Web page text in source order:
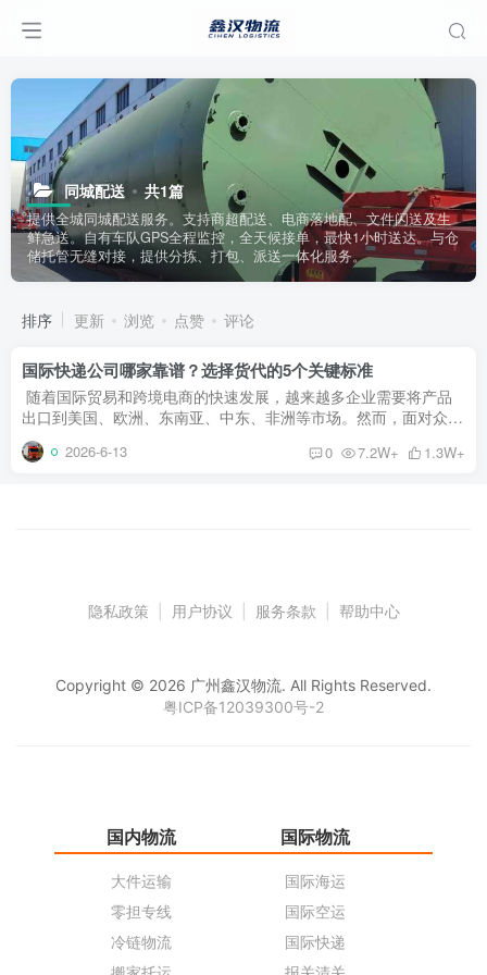
同城配送 共1篇
提供全城同城配送服务。支持商超配送、电商落地配、文件闪送及生
鲜急送。自有车队GPS全程监控，全天候接单，最快1小时送达。与仓
储托管无缝对接，提供分拣、打包、派送一体化服务。
排序 更新 浏览 点赞 评论
国际快递公司哪家靠谱？选择货代的5个关键标准
随着国际贸易和跨境电商的快速发展，越来越多企业需要将产品
出口到美国、欧洲、东南亚、中东、非洲等市场。然而，面对众多
国际快递公司和货运代理，很多客户都会遇到同一个问题：国际快
递公司...2026-6-13 0 7.2W+ 1.3W+
隐私政策 用户协议 服务条款 帮助中心
Copyright © 2026 广州鑫汉物流. All Rights Reserved.
粤ICP备12039300号-2
国内物流
大件运输
零担专线
冷链物流
国际物流
国际海运
国际空运
国际快递